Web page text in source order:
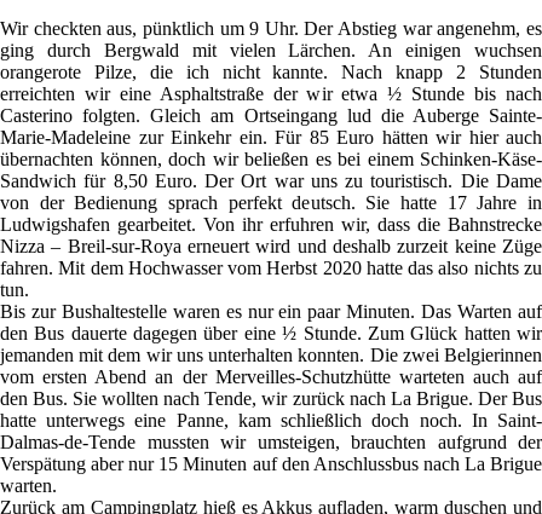
Wir checkten aus, pünktlich um 9 Uhr. Der Abstieg war angenehm, es
ging durch Bergwald mit vielen Lärchen. An einigen wuchsen
orangerote Pilze, die ich nicht kannte. Nach knapp 2 Stunden
erreichten wir eine Asphaltstraße der wir etwa ½ Stunde bis nach
Casterino folgten. Gleich am Ortseingang lud die Auberge Sainte-
Marie-Madeleine zur Einkehr ein. Für 85 Euro hätten wir hier auch
übernachten können, doch wir beließen es bei einem Schinken-Käse-
Sandwich für 8,50 Euro. Der Ort war uns zu touristisch. Die Dame
von der Bedienung sprach perfekt deutsch. Sie hatte 17 Jahre in
Ludwigshafen gearbeitet. Von ihr erfuhren wir, dass die Bahnstrecke
Nizza – Breil-sur-Roya erneuert wird und deshalb zurzeit keine Züge
fahren. Mit dem Hochwasser vom Herbst 2020 hatte das also nichts zu
tun.
Bis zur Bushaltestelle waren es nur ein paar Minuten. Das Warten auf
den Bus dauerte dagegen über eine ½ Stunde. Zum Glück hatten wir
jemanden mit dem wir uns unterhalten konnten. Die zwei Belgierinnen
vom ersten Abend an der Merveilles-Schutzhütte warteten auch auf
den Bus. Sie wollten nach Tende, wir zurück nach La Brigue. Der Bus
hatte unterwegs eine Panne, kam schließlich doch noch. In Saint-
Dalmas-de-Tende mussten wir umsteigen, brauchten aufgrund der
Verspätung aber nur 15 Minuten auf den Anschlussbus nach La Brigue
warten.
Zurück am Campingplatz hieß es Akkus aufladen, warm duschen und